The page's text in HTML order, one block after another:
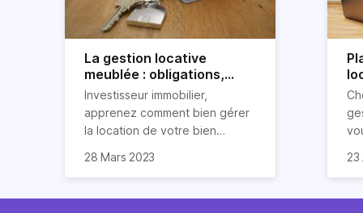
La gestion locative
meublée : obligations,
avantages et
Investisseur immobilier,
apprenez comment bien gérer
la location de votre bien
quelles sont vos obligations en
avantages et inconvénients
28 Mars 2023 23